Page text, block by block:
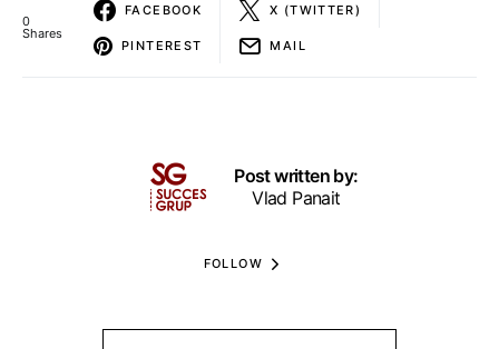
0
Shares
FACEBOOK X (TWITTER)
PINTEREST MAIL
Post written by:
Vlad Panait
FOLLOW